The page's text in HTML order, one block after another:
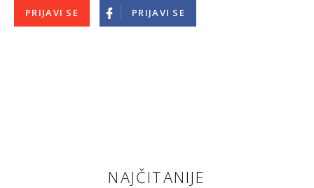
PRIJAVI SE PRIJAVI SE
NAJČITANIJE